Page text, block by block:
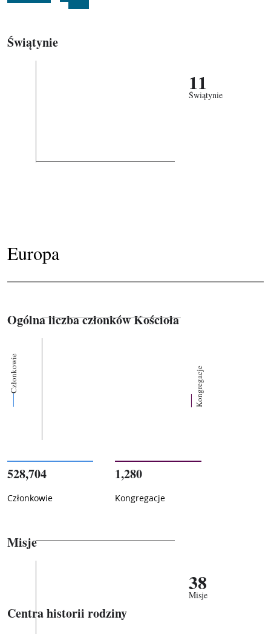
Świątynie
11
Świątynie
Europa
Ogólna liczba członków Kościoła
Członkowie Kongregacje
528,704
Członkowie
1,280
Kongregacje
Misje
38
Misje
Centra historii rodziny